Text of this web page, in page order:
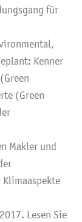
für
Kenner
(Green
Makler und
Lesen Sie